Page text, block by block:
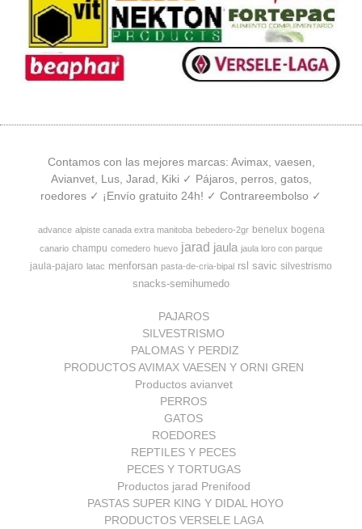
Contamos con las mejores marcas: Avimax, vaesen,
Avianvet, Lus, Jarad, Kiki ✓ Pájaros, perros, gatos,
roedores ✓ ¡Envío gratuito 24h! ✓ Contrareembolso ✓
advance alpiste canada extra manitoba bebedero-2gr benelux bogena
canario champu comedero huevo jarad jaula jaula loro con parque
jaula-pajaro latac menforsan pasta-de-cria-bipal rsl savic silvestrismo
snacks-semihumedo
PAJAROS
SILVESTRISMO
PALOMAS Y PERDIZ
PRODUCTOS AVIMAX VAESEN Y ORNI GREN
Productos avianvet
PERROS
GATOS
ROEDORES
REPTILES Y PECES
PECES Y TORTUGAS
Productos jarad Prenifood
PASTAS SUPER KING Y DIDAL HOYO
PRODUCTOS VERSELE LAGA